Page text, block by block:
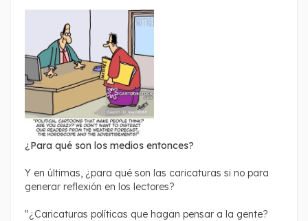
¿Para qué son los medios entonces?
Y en últimas, ¿para qué son las caricaturas si no para
generar reflexión en los lectores?
"¿Caricaturas políticas que hagan pensar a la gente?